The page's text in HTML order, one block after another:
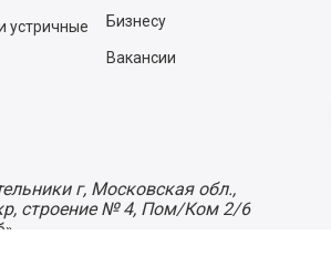
устричные
Бизнесу
Вакансии
г, Московская обл.,
строение № 4, Пом/Ком 2/6